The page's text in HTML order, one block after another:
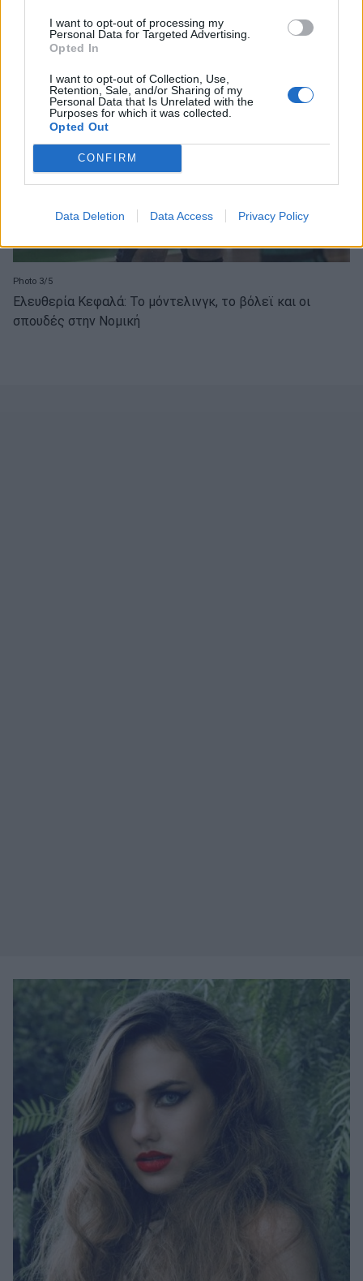
I want to opt-out of processing my
Personal Data for Targeted Advertising.
Opted In
I want to opt-out of Collection, Use,
Retention, Sale, and/or Sharing of my
Personal Data that Is Unrelated with the
Purposes for which it was collected.
Opted Out
CONFIRM
Data Deletion Data Access Privacy Policy
Photo 3/5
Ελευθερία Κεφαλά: Το μόντελινγκ, το βόλεϊ και οι
σπουδές στην Νομική